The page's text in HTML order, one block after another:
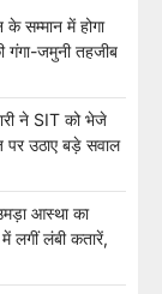
के सम्मान में होगा
गंगा-जमुनी तहजीब
ने SIT को भेजे
पर उठाए बड़े सवाल
आस्था का
लगीं लंबी कतारें,